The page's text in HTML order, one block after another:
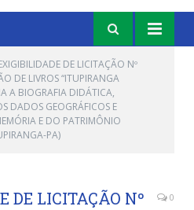
DE LICITAÇÃO Nº
DE LIVROS “ITUPIRANGA
A BIOGRAFIA DIDÁTICA,
DADOS GEOGRÁFICOS E
E DO PATRIMÔNIO
PA)
DE LICITAÇÃO Nº
0